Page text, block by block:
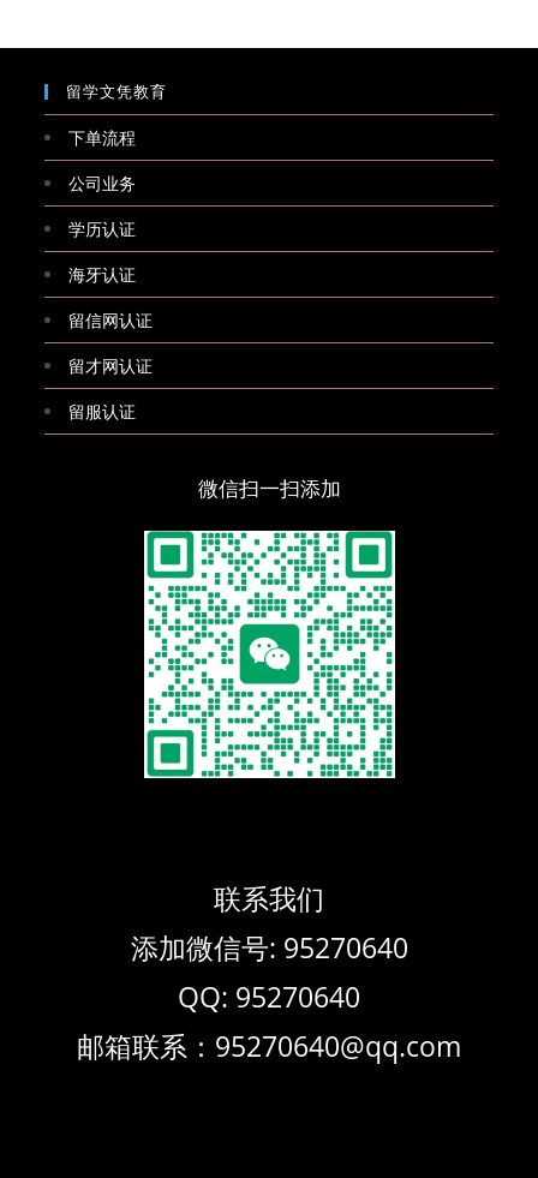
留学文凭教育
下单流程
公司业务
学历认证
海牙认证
留信网认证
留才网认证
留服认证
微信扫一扫添加
联系我们
添加微信号: 95270640
QQ: 95270640
邮箱联系：95270640@qq.com